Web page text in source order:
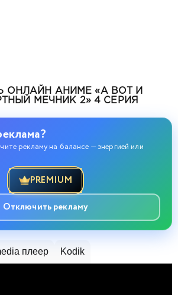
ОНЛАЙН АНИМЕ «А ВОТ И
МЕЧНИК 2» 4 СЕРИЯ
рекламу на балансе — энергией или
PREMIUM
Отключить рекламу
плеер Kodik